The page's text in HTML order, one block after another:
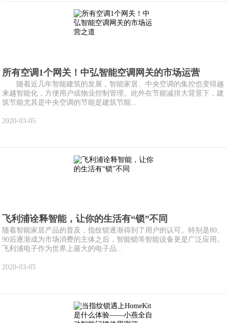
所有空调1个网关！中弘智能空调网关的市场运营
随着近几年智能建筑的发展，智能家居、中央空调的集控也变得越
来越智能化，方便用户或物业控制管理。此外在节能减排大背景下，建
筑节能尤其是中央空调的节能是建筑节能...
2020-03-05
飞利浦诠释智能，让你的生活有“锁”不同
随着智能家居产品的普及，指纹锁逐渐得到了用户的认可。特别是80、
90后逐渐成为市场消费的主体之后，智能锁等智能设备更是广泛应用。
飞利浦电子作为世界上最大的电子品...
2020-03-05